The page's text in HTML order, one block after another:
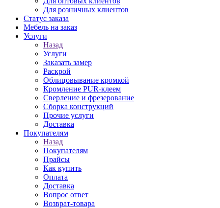
Для розничных клиентов
Статус заказа
Мебель на заказ
Услуги
Назад
Услуги
Заказать замер
Раскрой
Облицовывание кромкой
Кромление PUR-клеем
Сверление и фрезерование
Сборка конструкций
Прочие услуги
Доставка
Покупателям
Назад
Покупателям
Прайсы
Как купить
Оплата
Доставка
Вопрос ответ
Возврат-товара